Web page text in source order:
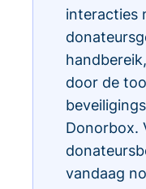
interacties
door de
Donorbox.
vandaag